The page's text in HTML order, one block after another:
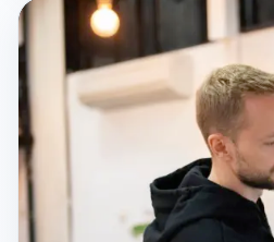
PDF
Paricipant